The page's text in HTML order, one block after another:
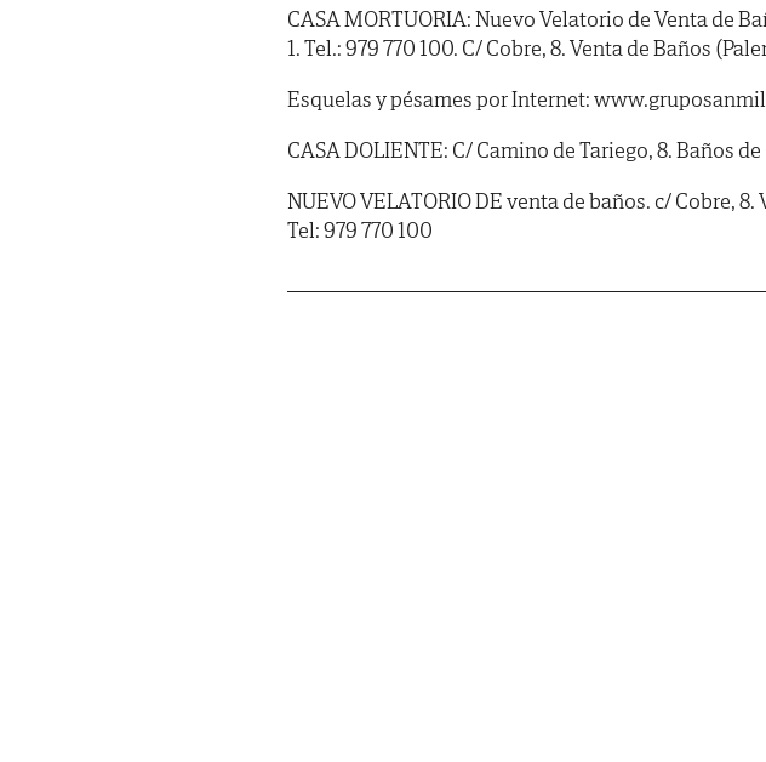
CASA MORTUORIA: Nuevo Velatorio de Venta de
1. Tel.: 979 770 100. C/ Cobre, 8. Venta de Baños
Esquelas y pésames por Internet:
CASA DOLIENTE: C/ Camino de Tariego, 8. Baños
NUEVO VELATORIO DE venta de baños. c/ Cobre,
Tel: 979 770 100